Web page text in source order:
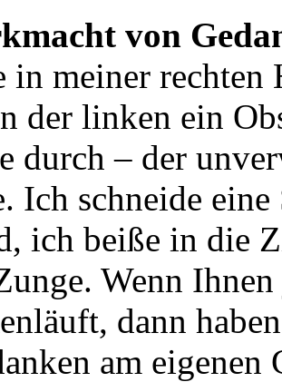
von
in meiner
der linken ein
durch – der
Ich schneide
ich beiße in die
Wenn
dann
am eigenen